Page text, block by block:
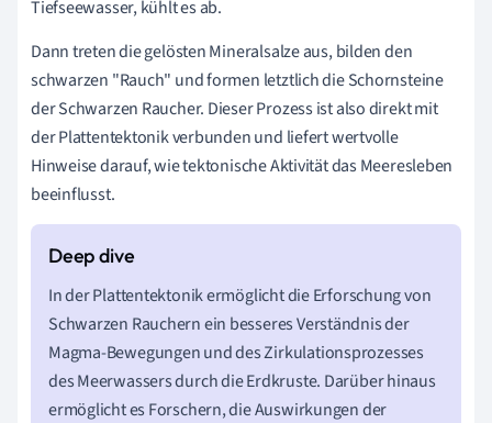
Tiefseewasser, kühlt es ab.
Dann treten die gelösten Mineralsalze aus, bilden den
schwarzen "Rauch" und formen letztlich die Schornsteine
der Schwarzen Raucher. Dieser Prozess ist also direkt mit
der Plattentektonik verbunden und liefert wertvolle
Hinweise darauf, wie tektonische Aktivität das Meeresleben
beeinflusst.
In der Plattentektonik ermöglicht die Erforschung von
Schwarzen Rauchern ein besseres Verständnis der
Magma-Bewegungen und des Zirkulationsprozesses
des Meerwassers durch die Erdkruste. Darüber hinaus
ermöglicht es Forschern, die Auswirkungen der